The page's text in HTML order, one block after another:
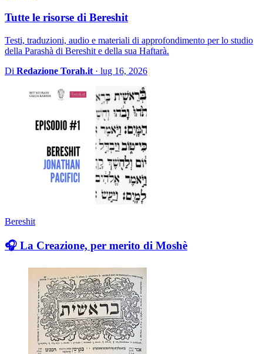
Tutte le risorse di Bereshit
Testi, traduzioni, audio e materiali di approfondimento per lo studio
della Parashà di Bereshit e della sua Haftarà.
Di Redazione Torah.it · lug 16, 2026
Bereshit
🎧 La Creazione, per merito di Moshè